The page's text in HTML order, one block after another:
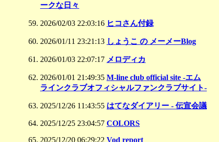
ークな日々
2026/02/03 22:03:16 ヒコさん付録
2026/01/11 23:21:13 しょうこ の メーメーBlog
2026/01/03 22:07:17 メロディカ
2026/01/01 21:49:35 M-line club official site -エム
ラインクラブオフィシャルファンクラブサイト-
2025/12/26 11:43:55 はてなダイアリー - 伝宣会議
2025/12/25 23:04:57 COLORS
2025/12/20 06:29:22 Vod report